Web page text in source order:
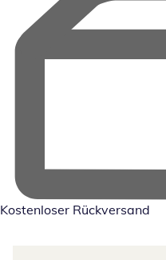
Kostenloser Rückversand